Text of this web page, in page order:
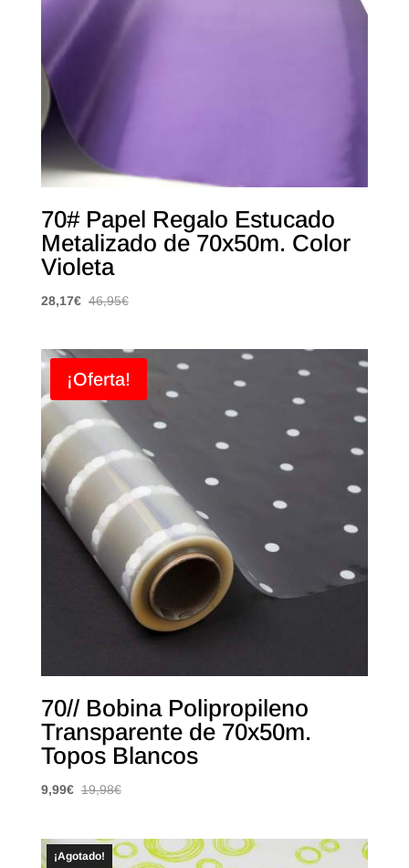
70# Papel Regalo Estucado
Metalizado de 70x50m. Color
Violeta
28,17€ 46,95€
¡Oferta!
70// Bobina Polipropileno
Transparente de 70x50m.
Topos Blancos
9,99€ 19,98€
¡Agotado!